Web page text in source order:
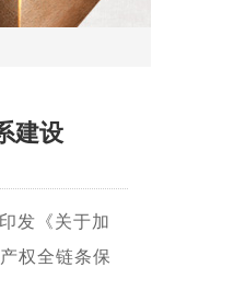
建设
发《关于加
权全链条保